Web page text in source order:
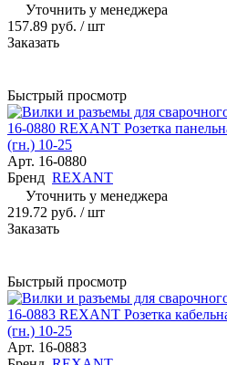
Уточнить у менеджера
157.89 руб. / шт
Заказать
Быстрый просмотр
16-0880 REXANT Розетка
(гн.) 10-25
Арт. 16-0880
Бренд REXANT
Уточнить у менеджера
219.72 руб. / шт
Заказать
Быстрый просмотр
16-0883 REXANT Розетка
(гн.) 10-25
Арт. 16-0883